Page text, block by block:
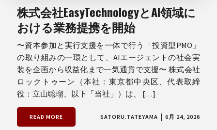
株式会社EasyTechnologyとAI領域に
おける業務提携を開始
〜資本参加と実行支援を一体で行う「投資型PMO」
の取り組みの一環として、AIエージェントの社会実
装を企画から収益化まで一気通貫で支援〜 株式会社
ロックトゥーン（本社：東京都中央区、代表取締
役：立山聡瑠、以下「当社」）は、 […]
READ MORE SATORU.TATEYAMA | 6月 24, 2026